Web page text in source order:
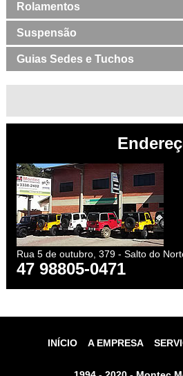
Rolamentos
Suspensão
Guias Sedes e Tuchos
Rua 5 de outubro, 379 - Salto do
47 98805-0471
INÍCIO A EMPRESA